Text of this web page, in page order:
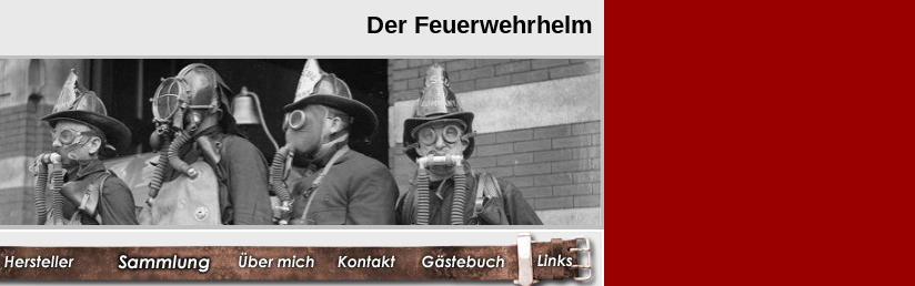
Der Feuerwehrhelm